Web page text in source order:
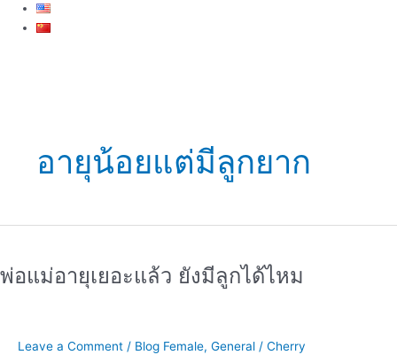
อายุน้อยแต่มีลูกยาก
พ่อแม่อายุเยอะแล้ว ยังมีลูกได้ไหม
Leave a Comment / Blog Female, General / Cherry
อายุ